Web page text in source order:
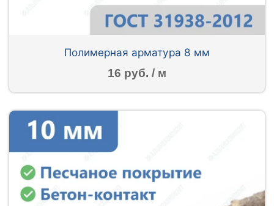
Полимерная арматура 8 мм
16 руб. / м